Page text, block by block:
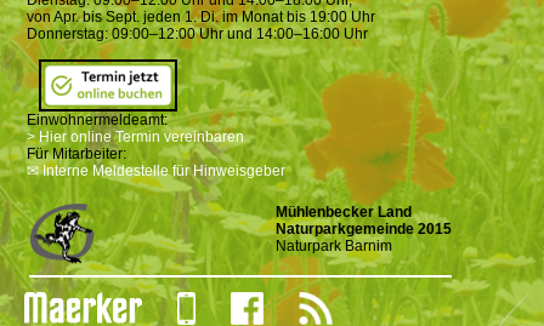
von Apr. bis Sept. jeden 1. Di. im Monat bis 19:00 Uhr
Donnerstag: 09:00–12:00 Uhr und 14:00–16:00 Uhr
Einwohnermeldeamt:
> Hier online Termin vereinbaren
Für Mitarbeiter:
✉ Interne Meldestelle für Hinweisgeber
Mühlenbecker Land
Naturparkgemeinde 2015
Naturpark Barnim